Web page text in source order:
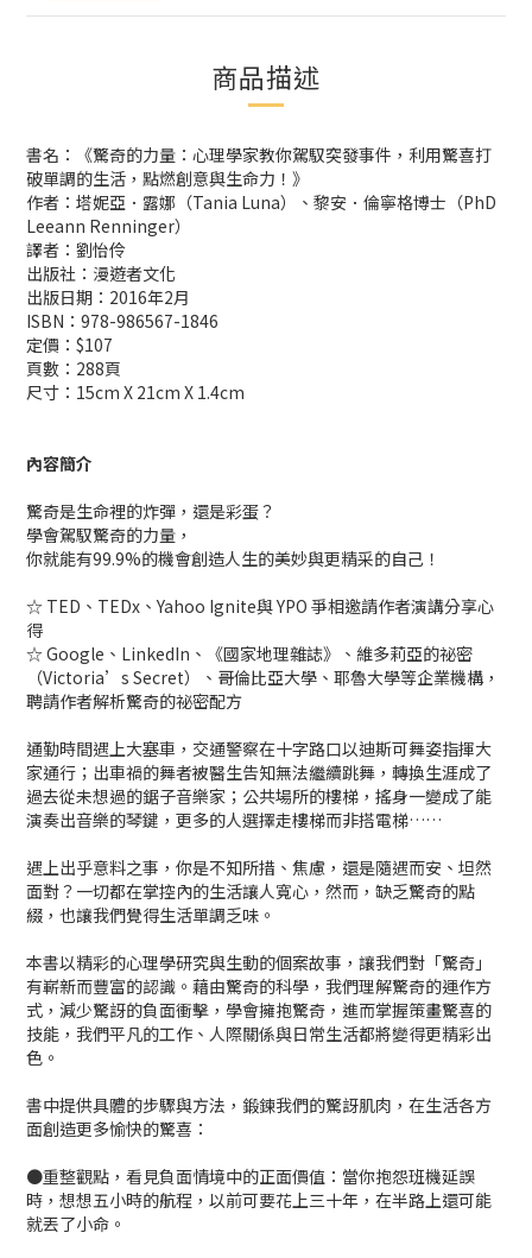
商品描述
書名：《驚奇的力量：心理學家教你駕馭突發事件，利用驚喜打
破單調的生活，點燃創意與生命力！》
作者：塔妮亞．露娜（Tania Luna）、黎安．倫寧格博士（PhD
Leeann Renninger）
譯者：劉怡伶
出版社：漫遊者文化
出版日期：2016年2月
ISBN：978-986567-1846
定價：$107
頁數：288頁
尺寸：15cm X 21cm X 1.4cm
內容簡介
驚奇是生命裡的炸彈，還是彩蛋？
學會駕馭驚奇的力量，
你就能有99.9%的機會創造人生的美妙與更精采的自己！
☆ TED、TEDx、Yahoo Ignite與 YPO 爭相邀請作者演講分享心
得
☆ Google、LinkedIn、《國家地理雜誌》、維多莉亞的祕密
（Victoria’s Secret）、哥倫比亞大學、耶魯大學等企業機構，
聘請作者解析驚奇的祕密配方
通勤時間遇上大塞車，交通警察在十字路口以迪斯可舞姿指揮大
家通行；出車禍的舞者被醫生告知無法繼續跳舞，轉換生涯成了
過去從未想過的鋸子音樂家；公共場所的樓梯，搖身一變成了能
演奏出音樂的琴鍵，更多的人選擇走樓梯而非搭電梯……
遇上出乎意料之事，你是不知所措、焦慮，還是隨遇而安、坦然
面對？一切都在掌控內的生活讓人寬心，然而，缺乏驚奇的點
綴，也讓我們覺得生活單調乏味。
本書以精彩的心理學研究與生動的個案故事，讓我們對「驚奇」
有嶄新而豐富的認識。藉由驚奇的科學，我們理解驚奇的運作方
式，減少驚訝的負面衝擊，學會擁抱驚奇，進而掌握策畫驚喜的
技能，我們平凡的工作、人際關係與日常生活都將變得更精彩出
色。
書中提供具體的步驟與方法，鍛鍊我們的驚訝肌肉，在生活各方
面創造更多愉快的驚喜：
●重整觀點，看見負面情境中的正面價值：當你抱怨班機延誤
時，想想五小時的航程，以前可要花上三十年，在半路上還可能
就丟了小命。